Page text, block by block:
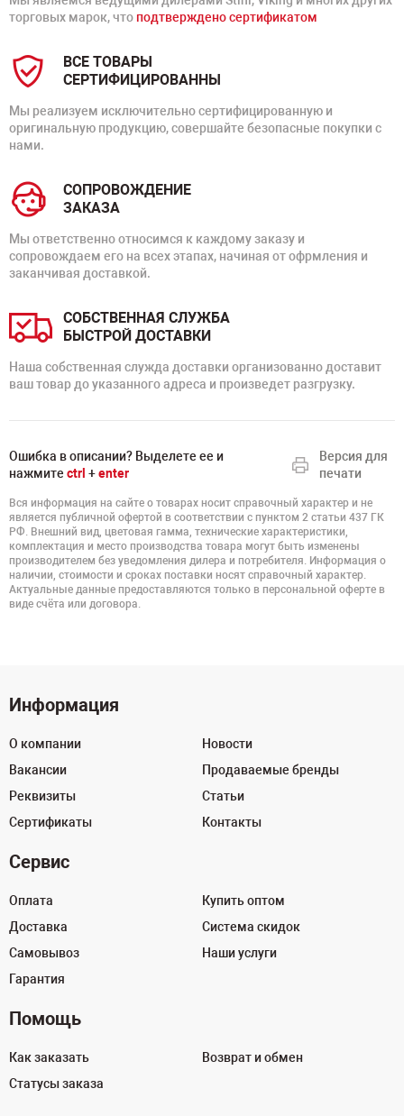
торговых марок, что подтверждено сертификатом
ВСЕ ТОВАРЫ
СЕРТИФИЦИРОВАННЫ
Мы реализуем исключительно сертифицированную и
оригинальную продукцию, совершайте безопасные покупки с
нами.
СОПРОВОЖДЕНИЕ
ЗАКАЗА
Мы ответственно относимся к каждому заказу и
сопровождаем его на всех этапах, начиная от офрмления и
заканчивая доставкой.
СОБСТВЕННАЯ СЛУЖБА
БЫСТРОЙ ДОСТАВКИ
Наша собственная служда доставки организованно доставит
ваш товар до указанного адреса и произведет разгрузку.
Ошибка в описании? Выделете ее и
нажмите ctrl +enter
Версия для
печати
Вся информация на сайте о товарах носит справочный характер и не
является публичной офертой в соответствии с пунктом 2 статьи 437 ГК
РФ. Внешний вид, цветовая гамма, технические характеристики,
комплектация и место производства товара могут быть изменены
производителем без уведомления дилера и потребителя. Информация о
наличии, стоимости и сроках поставки носят справочный характер.
Актуальные данные предоставляются только в персональной оферте в
виде счёта или договора.
Информация
О компании
Вакансии
Реквизиты
Сертификаты
Новости
Продаваемые бренды
Статьи
Контакты
Сервис
Оплата
Доставка
Самовывоз
Гарантия
Купить оптом
Система скидок
Наши услуги
Помощь
Как заказать
Статусы заказа
Возврат и обмен